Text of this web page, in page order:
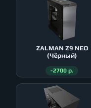
ZALMAN Z9 NEO
(Чёрный)
-2700 р.